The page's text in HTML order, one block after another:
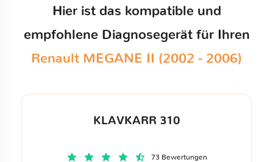
Hier ist das kompatible und
empfohlene Diagnosegerät für Ihren
Renault MEGANE II (2002 - 2006)
KLAVKARR 310
73 Bewertungen